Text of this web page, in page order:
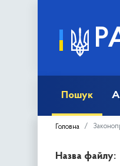
Пошук
Головна
Назва файлу: